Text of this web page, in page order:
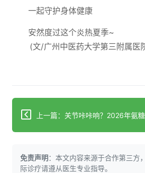
一起守护身体健康
安然度过这个炎热夏季~
(文/广州中医药大学第三附属医
免责声明：本文内容来源于合作第三方
际诊疗请遵从医生专业指导。